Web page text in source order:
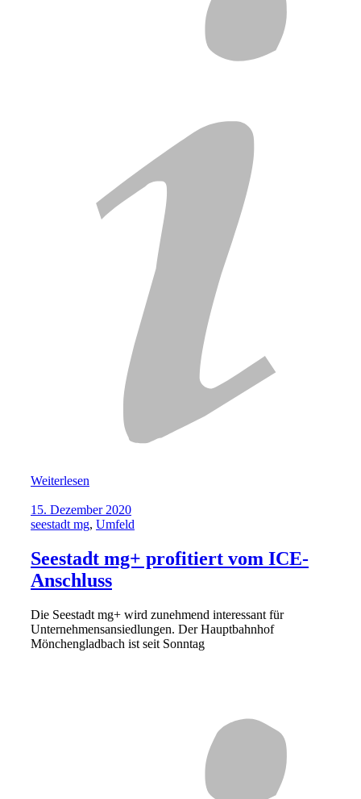
Weiterlesen
15. Dezember 2020
seestadt mg, Umfeld
Seestadt mg+ profitiert vom ICE-
Anschluss
Die Seestadt mg+ wird zunehmend interessant für
Unternehmensansiedlungen. Der Hauptbahnhof
Mönchengladbach ist seit Sonntag